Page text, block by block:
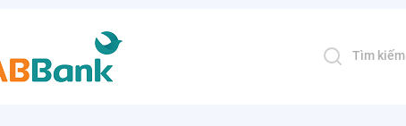
Tìm kiếm